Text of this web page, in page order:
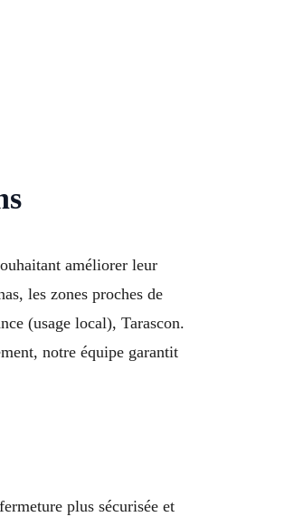
améliorer leur
les zones proches de
(usage local), Tarascon.
notre équipe garantit
plus sécurisée et